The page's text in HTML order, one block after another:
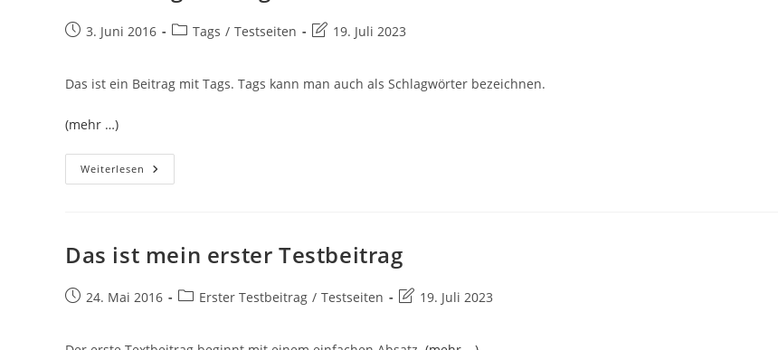
Beitrag3. Juni 2016
Beitrags-
Tags / Testseiten
Beitrag
am:
19. Juli 2023
Das ist ein Beitrag mit Tags. Tags kann man auch als Schlagwörter bezeichnen.
(mehr …)
Weiterlesen Ein
Beitrag
Das ist mein erster Testbeitrag
Beitrag24. Mai 2016
Beitrags-
Erster Testbeitrag / Testseiten
Beitrag19. Juli 2023